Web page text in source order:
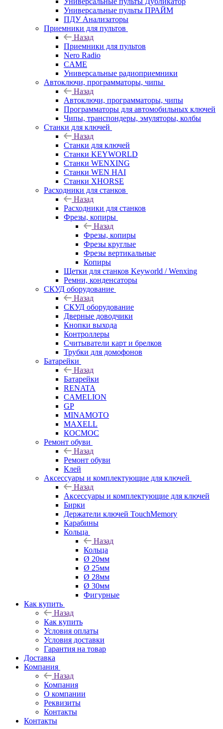
Универсальные пульты ПРАЙМ
ПДУ Анализаторы
Приемники для пультов
Назад
Приемники для пультов
Nero Radio
CAME
Универсальные радиоприемники
Автоключи, программаторы, чипы
Назад
Автоключи, программаторы, чипы
Программаторы для автомобильных ключей
Чипы, транспондеры, эмуляторы, колбы
Станки для ключей
Назад
Станки для ключей
Станки KEYWORLD
Станки WENXING
Станки WEN HAI
Станки XHORSE
Расходники для станков
Назад
Расходники для станков
Фрезы, копиры
Назад
Фрезы, копиры
Фрезы круглые
Фрезы вертикальные
Копиры
Щетки для станков Keyworld / Wenxing
Ремни, конденсаторы
СКУД оборудование
Назад
СКУД оборудование
Дверные доводчики
Кнопки выхода
Контроллеры
Считыватели карт и брелков
Трубки для домофонов
Батарейки
Назад
Батарейки
RENATA
CAMELION
GP
MINAMOTO
MAXELL
КОСМОС
Ремонт обуви
Назад
Ремонт обуви
Клей
Аксессуары и комплектующие для ключей
Назад
Аксессуары и комплектующие для ключей
Бирки
Держатели ключей TouchMemory
Карабины
Кольца
Назад
Кольца
Ø 20мм
Ø 25мм
Ø 28мм
Ø 30мм
Фигурные
Как купить
Назад
Как купить
Условия оплаты
Условия доставки
Гарантия на товар
Доставка
Компания
Назад
Компания
О компании
Реквизиты
Контакты
Контакты